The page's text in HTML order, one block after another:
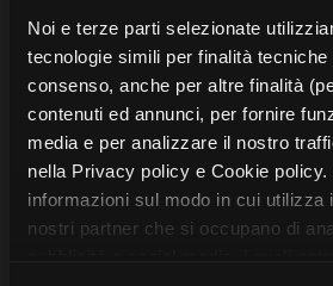
Noi e terze parti selezionate
tecnologie simili per finalità tecniche
consenso, anche per altre finalità
contenuti ed annunci, per fornire
media e per analizzare il nostro
nella Privacy policy e Cookie
informazioni sul modo in cui utilizza
nostri partner che si occupano di